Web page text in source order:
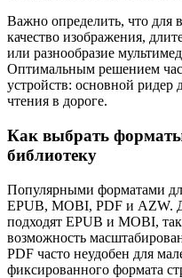
Важно определить, что для
качество изображения,
или разнообразие
Оптимальным решением
устройств: основной
чтения в дороге.
Как выбрать
библиотеку
Популярными форматами
EPUB, MOBI, PDF и AZW.
подходят EPUB и MOBI,
возможность
PDF часто неудобен для
фиксированного формата